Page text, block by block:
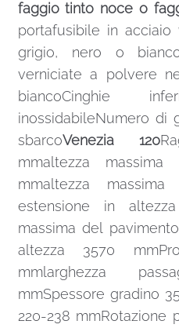
faggio tinto noce o
portafusibile in
grigio, nero o
verniciate a polvere
biancoCinghie
inossidabileNumero di
sbarcoVenezia 120
mmaltezza
mmaltezza
estensione in
massima del
altezza 3570
mmlarghezza
mmSpessore gradino
220-238 mmRotazione